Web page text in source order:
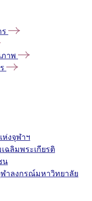
าพ
งจุฬาฯ
ฉลิมพระเกียรติ
น
าลงกรณ์มหาวิทยาลัย